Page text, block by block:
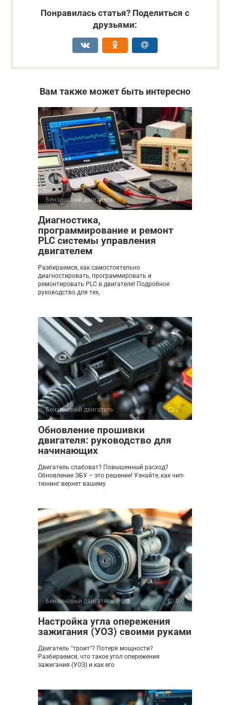
Понравилась статья? Поделиться с
друзьями:
Вам также может быть интересно
Бензиновый двигатель 0
Диагностика,
программирование и ремонт
PLC системы управления
двигателем
Разбираемся, как самостоятельно
диагностировать, программировать и
ремонтировать PLC в двигателе! Подробное
руководство для тех,
Бензиновый двигатель 0
Обновление прошивки
двигателя: руководство для
начинающих
Двигатель слабоват? Повышенный расход?
Обновление ЭБУ – это решение! Узнайте, как чип-
тюнинг вернет вашему
Бензиновый двигатель 0
Настройка угла опережения
зажигания (УОЗ) своими руками
Двигатель "троит"? Потеря мощности?
Разбираемся, что такое угол опережения
зажигания (УОЗ) и как его